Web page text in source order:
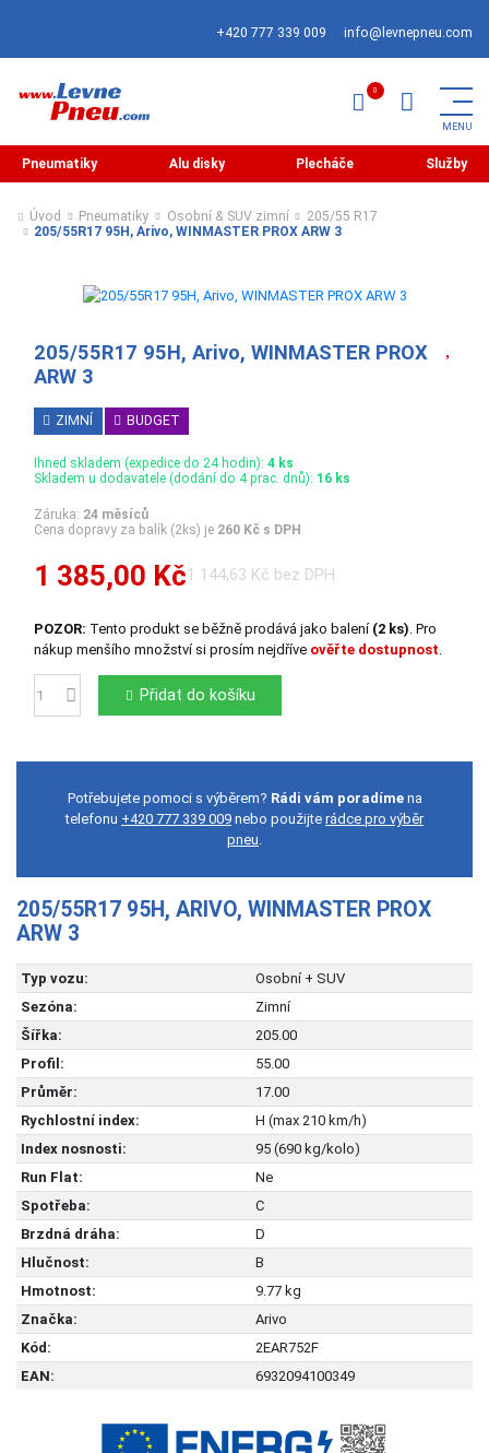
+420 777 339 009 info@levnepneu.com
Pneumatiky Alu disky Plecháče Služby
Úvod Pneumatiky Osobní & SUV zimní
205/55 R17
205/55R17 95H, Arivo, WINMASTER PROX ARW 3
205/55R17 95H, Arivo, WINMASTER PROX
ARW 3
ZIMNÍ BUDGET
Ihned skladem (expedice do 24 hodin):4 ks
Skladem u dodavatele (dodání do 4 prac. dnů): 16 ks
Záruka: 24 měsíců
Cena dopravy za balík (2ks) je 260 Kč s DPH
1 385,00 Kč1 144,63 Kč bez DPH
POZOR: Tento produkt se běžně prodává jako balení (2 ks) . Pro
nákup menšího množství si prosím nejdříve ověřte dostupnost
Počet Přidat do košíku
Potřebujete pomoci s výběrem? Rádi vám poradímena
telefonu +420 777 339 009 nebo použijte rádce pro výběr
pneu.
205/55R17 95H, ARIVO, WINMASTER PROX
ARW 3
Typ vozu:
Osobní + SUV
Sezóna:
Zimní
Šířka:
205.00
Profil:
55.00
Průměr:
17.00
Rychlostní index:
H (max 210 km/h)
Index nosnosti:
95 (690 kg/kolo)
Run Flat:
Ne
Spotřeba:
C
Brzdná dráha:
D
Hlučnost:
B
Hmotnost:
9.77 kg
Značka:
Arivo
Kód:
2EAR752F
EAN:
6932094100349